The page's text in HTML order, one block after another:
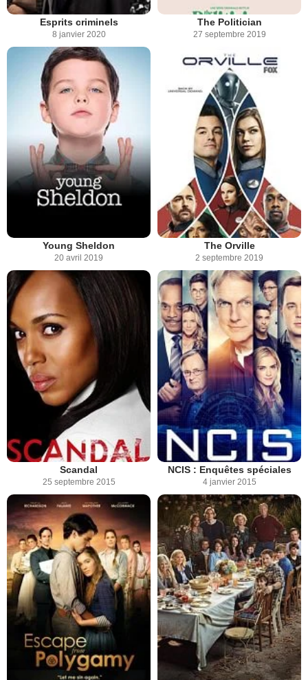
Esprits criminels
8 janvier 2020
The Politician
27 septembre 2019
Young Sheldon
20 avril 2019
The Orville
2 septembre 2019
Scandal
25 septembre 2015
NCIS : Enquêtes spéciales
4 janvier 2015